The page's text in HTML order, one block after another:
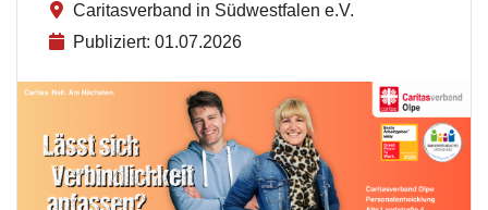
Caritasverband in Südwestfalen e.V.
Publiziert: 01.07.2026